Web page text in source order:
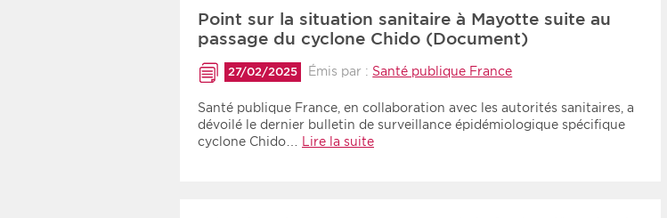
Point sur la situation sanitaire à Mayotte suite au
passage du cyclone Chido (Document)
27/02/2025 Émis par : Santé publique France
Santé publique France, en collaboration avec les autorités sanitaires, a
dévoilé le dernier bulletin de surveillance épidémiologique spécifique
cyclone Chido…
Lire la suite